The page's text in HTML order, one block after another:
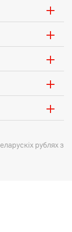
рублях з